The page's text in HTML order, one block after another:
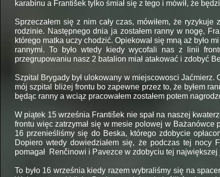
karabinu a František tylko śmiał się z tego i mówił, że
Sprzeczałem się z nim cały czas, mówiłem, że
rodzinie. Następnego dnia ja zostałem ranny w nogę,
którego matka uczy chodzić. Opiekował się mną aż było
rannymi. To było wtedy kiedy wycofali nas z linii
przegrupowaniu nasz 2 batalion miał atakować i zdobyć
Szpital Brygady był ulokowany w miejscowosci Jaćmierz.
mój szpital bliżej frontu bo zapewne przez to, że byłem
będąc ranny a wciąz pracowałem zostałem potem
W piątek 15 września František nie spał na naszej
frontu więc zatrzymał się w mesie polowej w
16 przenieśliśmy się do Beska, którego zdobycie
Dopiero wtedy dowiedziałem się, że podczas tej nocy
pomagał Renčinowi i Pavezce w zdobyciu tej
To było 16 września kiedy razem wybraliśmy się na